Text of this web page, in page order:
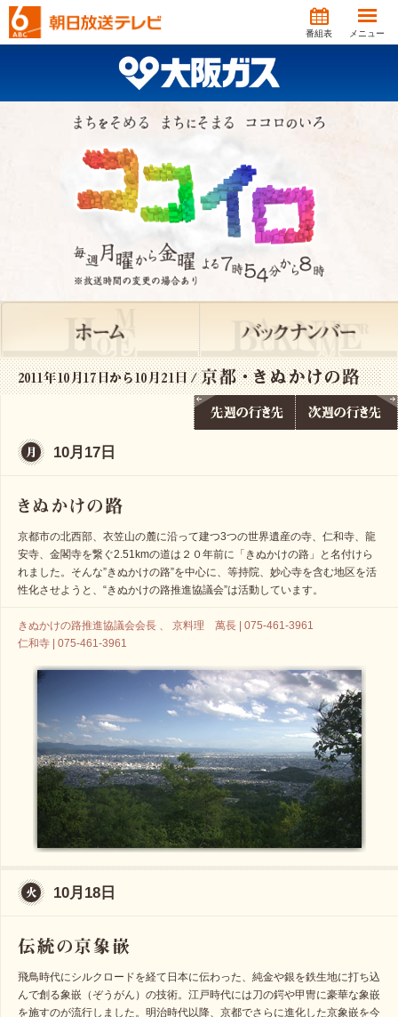
番組表 メニュー
10月17日
京都市の北西部、衣笠山の麓に沿って建つ3つの世界遺産の寺、仁和寺、龍
安寺、金閣寺を繋ぐ2.51kmの道は２０年前に「きぬかけの路」と名付けら
れました。そんな”きぬかけの路”を中心に、等持院、妙心寺を含む地区を活
性化させようと、“きぬかけの路推進協議会”は活動しています。
きぬかけの路推進協議会会長 、 京料理 萬長 | 075-461-3961
仁和寺 | 075-461-3961
10月18日
飛鳥時代にシルクロードを経て日本に伝わった、純金や銀を鉄生地に打ち込
んで創る象嵌（ぞうがん）の技術。江戸時代には刀の鍔や甲冑に豪華な象嵌
を施すのが流行しました。明治時代以降、京都でさらに進化した京象嵌を今